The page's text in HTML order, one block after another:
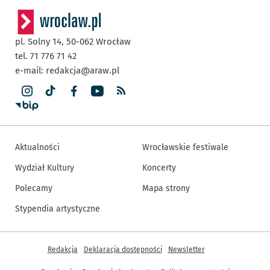
pl. Solny 14, 50-062 Wrocław
tel. 71 776 71 42
e-mail: redakcja@araw.pl
Aktualności
Wydział Kultury
Polecamy
Stypendia artystyczne
Wrocławskie festiwale
Koncerty
Mapa strony
Inne informacje
Redakcja Deklaracja dostępności Newsletter